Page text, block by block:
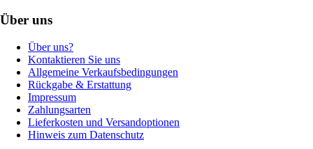
Über uns
Über uns?
Kontaktieren Sie uns
Allgemeine Verkaufsbedingungen
Rückgabe & Erstattung
Impressum
Zahlungsarten
Lieferkosten und Versandoptionen
Hinweis zum Datenschutz